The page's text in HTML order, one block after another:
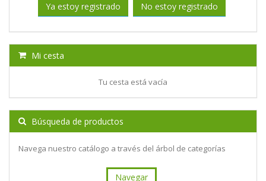
Ya estoy registrado No estoy registrado
Mi cesta
Tu cesta está vacía
Búsqueda de productos
Navega nuestro catálogo a través del árbol de categorías
Navegar